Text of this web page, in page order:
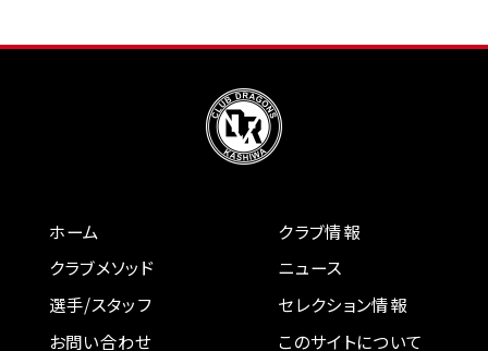
ホーム
クラブ情報
クラブメソッド
ニュース
選手/スタッフ
セレクション情報
お問い合わせ
このサイトについて